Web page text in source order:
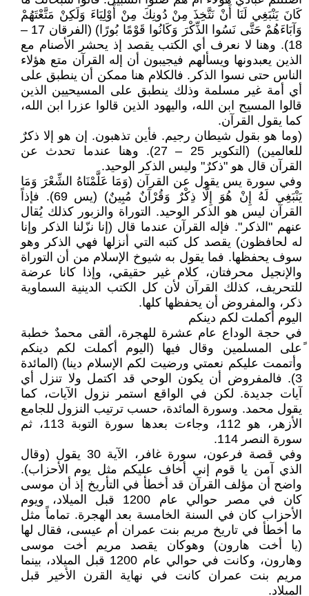
كَانَ يَنْبَغِي لَنَا أَنْ نَتَّخِذَ مِنْ دُونِكَ مِنْ أَوْلِيَاءَ وَلَكِنْ مَتَّعْتَهُمْ
وَآبَاءَهُمْ حَتَّى نَسُوا الذِّكْرَ وَكَانُوا قَوْمًا بُورًا) (الفرقان 17 –
18). وهنا لا نعرف أي الكتب يقصد إذ يحشر الأصنام مع
الذين يعبدونها ويسألهم فيجيبون أن إله القرآن متع هؤلاء
الناس حتى نسوا الذكر. فالكلام هنا ممكن أن ينطبق على
أي أمة غير مسلمة وذلك ينطبق على المسيحيين الذين
قالوا المسيح ابن الله، واليهود الذين قالوا عزرا ابن الله،
كما يقول القرآن.
(وما هو بقول شيطان رجيم. فأين تذهبون. إن هو إلا ذكرٌ
للعالمين) (التكوير 25 – 27). وهنا عندما تحدث عن
القرآن قال هو "ذكرٌ" وليس الذكر الوحيد.
وفي سورة يس يقول عن القرآن (وَمَا عَلَّمْنَاهُ الشِّعْرَ وَمَا
يَنْبَغِي لَهُ إِنْ هُوَ إِلَّا ذِكْرٌ وَقُرْآنٌ مُبِينٌ) (يس 69). فإذاً
القرآن ليس هو الذكر الوحيد. التوراة والزبور كذلك يُقال
عنهم "الذكر". فإله القرآن عندما قال (إنا نزّلنا الذكر وإنا
له لحافظون) يقصد كل كتبه التي أنزلها فهي الذكر وهو
سوف يحفظها. فما يقول به شيوخ الإسلام من أن التوراة
والإنجيل محرفتان، كلام غير حقيقي، وإذا كانا عرضة
للتحريف، كذلك القرآن لأن كل الكتب الدينية السماوية
ذكر، والمفروض أن يحفظها كلها.
اليوم أكملت لكم دينكم
في حجة الوداع عام عشرة للهجرة، ألقى محمدٌ خطبة
ًعلى المسلمين وقال فيها (اليوم أكملت لكم دينكم
وأتممت عليكم نعمتي ورضيت لكم الإسلام دينا) (المائدة
3). فالمفروض أن يكون الوحي قد اكتمل ولا تنزل أي
آيات جديدة. لكن في الواقع استمر نزول الآيات، كما
يقول محمد. وسورة المائدة، حسب ترتيب النزول للجامع
الأزهر، هو 112، وجاءت بعدها سورة التوبة 113، ثم
سورة النصر 114.
وفي قصة فرعون، سورة غافر، الآية 30 يقول (وقال
الذي آمن يا قوم إني أخاف عليكم مثل يوم الأحزاب).
واضح أن مؤلف القرآن قد أخطأ في التأريخ إذ أن موسى
كان في مصر حوالي عام 1200 قبل الميلاد، ويوم
الأحزاب كان في السنة الخامسة بعد الهجرة. تماماً مثل
ما أخطأ في تاريخ مريم بنت عمران أم عيسى، فقال لها
(يا أخت هارون) وهوكان يقصد مريم أخت موسى
وهارون، وكانت في حوالي عام 1200 قبل الميلاد، بينما
مريم بنت عمران كانت في نهاية القرن الأخير قبل
الميلاد.